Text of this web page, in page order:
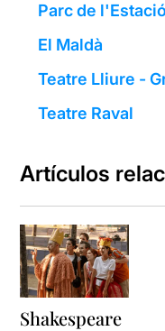
Parc de
El Maldà
Teatre Lliure -
Teatre Raval
Artículos
Shakespeare